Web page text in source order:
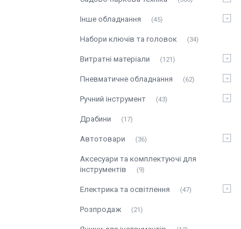
Інше обладнання 45
Набори ключів та головок 34
Витратні матеріали 121
Пневматичне обладнання 62
Ручний інструмент 43
Драбини 17
Автотовари 36
Аксесуари та комплектуючі для
інструментів
9
Електрика та освітлення 47
Розпродаж 21